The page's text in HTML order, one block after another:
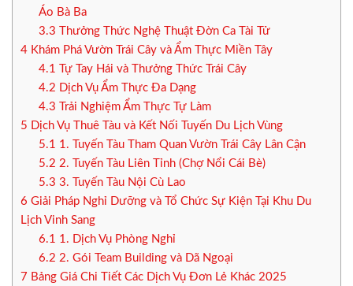
Áo Bà Ba
3.3 Thưởng Thức Nghệ Thuật Đờn Ca Tài Tử
4 Khám Phá Vườn Trái Cây và Ẩm Thực Miền Tây
4.1
Tự Tay Hái và Thưởng Thức Trái Cây
4.2 Dịch Vụ Ẩm Thực Đa Dạng
4.3 Trải Nghiệm Ẩm Thực Tự Làm
5 Dịch Vụ Thuê Tàu và Kết Nối Tuyến Du Lịch Vùng
5.1 1. Tuyến Tàu Tham Quan Vườn Trái Cây Lân Cận
5.2 2. Tuyến Tàu Liên Tỉnh (Chợ Nổi Cái Bè)
5.3 3. Tuyến Tàu Nội Cù Lao
6 Giải Pháp Nghỉ Dưỡng và Tổ Chức Sự Kiện Tại Khu Du
Lịch Vinh Sang
6.1 1. Dịch Vụ Phòng Nghỉ
6.2 2. Gói Team Building và Dã Ngoại
7 Bảng Giá Chi Tiết Các Dịch Vụ Đơn Lẻ Khác 2025